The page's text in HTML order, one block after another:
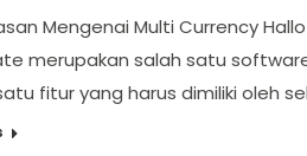
Mengenai Multi Currency
merupakan salah satu
fitur yang harus dimiliki oleh